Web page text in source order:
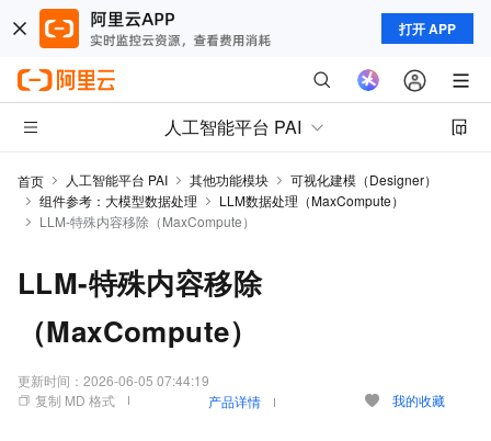
打开 APP
人工智能平台 PAI
首页 人工智能平台 PAI 其他功能模块
可视化建模（Designer）
组件参考：大模型数据处理
LLM数据处理（MaxCompute）
LLM-特殊内容移除（MaxCompute）
LLM-特殊内容移除
（MaxCompute）
更新时间： 2026-06-05 07:44:19
复制 MD 格式
产品详情 我的收藏